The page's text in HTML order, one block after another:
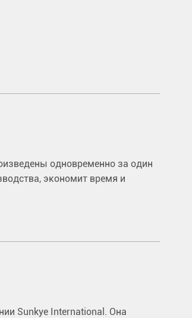
одновременно за один
экономит время и
Sunkye International. Она